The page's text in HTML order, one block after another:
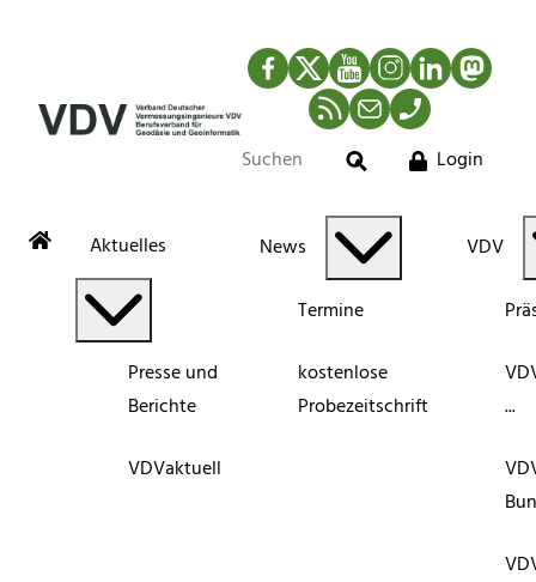
Facebook
TwitterYouTubeInstagram
LinkedIn
RSS-Newsfeed
MailTelefon
Suche
Login
Aktuelles
Presse und
Berichte
VDVaktuell
News
Termine
kostenlose
Probezeitschrift
VDV
...